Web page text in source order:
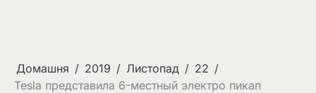
Домашня 2019 Листопад
22
Tesla представила 6-местный электро пикап